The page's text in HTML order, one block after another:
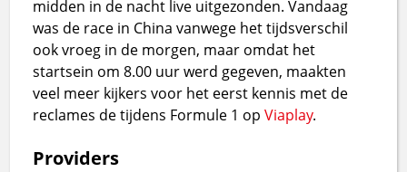
midden in de nacht live uitgezonden. Vandaag
was de race in China vanwege het tijdsverschil
ook vroeg in de morgen, maar omdat het
startsein om 8.00 uur werd gegeven, maakten
veel meer kijkers voor het eerst kennis met de
reclames de tijdens Formule 1 opViaplay.
Providers